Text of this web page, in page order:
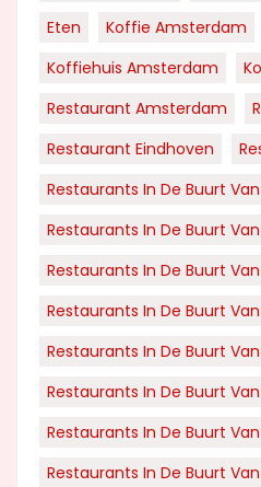
Eten
Koffie Amsterdam
Koffiehuis Amsterdam
Restaurant Amsterdam
Restaurant Eindhoven
Restaurants In De Buurt
Restaurants In De Buurt
Restaurants In De Buurt
Restaurants In De Buurt
Restaurants In De Buurt
Restaurants In De Buurt
Restaurants In De Buurt
Restaurants In De Buurt